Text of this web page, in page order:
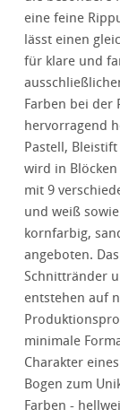
eine feine
lässt einen
für klare und
Farben bei der
hervorragend
Pastell,
wird in
mit 9
und weiß
kornfarbig,
angeboten.
Schnittränder
entstehen auf
minimale
Charakter
Bogen zum
Farben -